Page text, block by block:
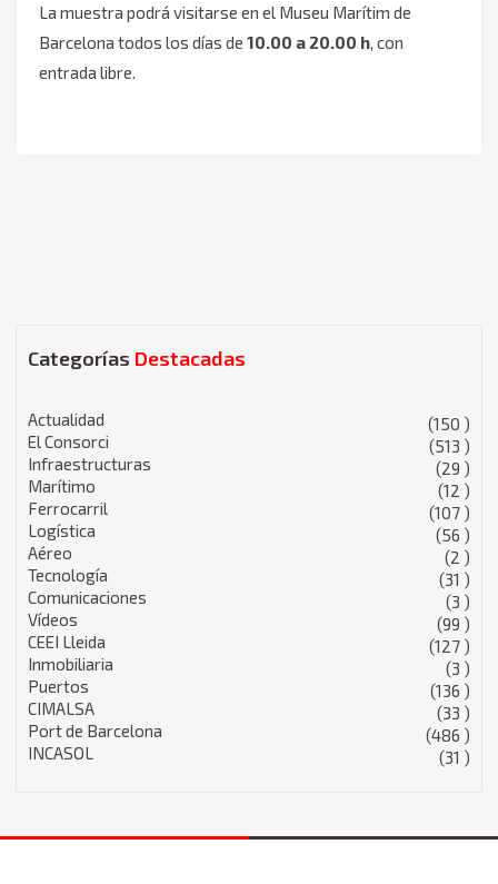
La muestra podrá visitarse en el Museu Marítim de
Barcelona todos los días de 10.00 a 20.00 h , con
entrada libre.
Categorías Destacadas
Actualidad
(150 )
El Consorci
(513 )
Infraestructuras
(29 )
Marítimo
(12 )
Ferrocarril
(107 )
Logística
(56 )
Aéreo
(2 )
Tecnología
(31 )
Comunicaciones
(3 )
Vídeos
(99 )
CEEI Lleida
(127 )
Inmobiliaria
(3 )
Puertos
(136 )
CIMALSA
(33 )
Port de Barcelona
(486 )
INCASOL
(31 )